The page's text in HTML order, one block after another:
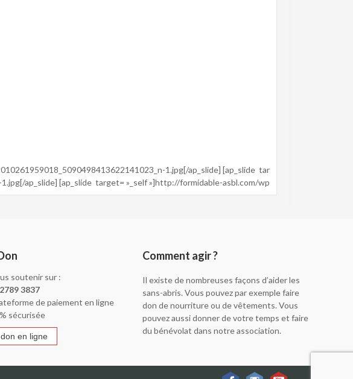
1.jpg[/ap_slide] [ap_slide target= »_self
ap_slide] [ap_slide target= »_self »]http://formidable-asbl.com/wp-content/uploads/
soutenir sur :
3837
de paiement en ligne
sécurisée
Comment agir ?
Il existe de nombreuses façons d’aider les
sans-abris. Vous pouvez par exemple faire
don de nourriture ou de vêtements. Vous
pouvez aussi donner de votre temps et faire
du bénévolat dans notre association.